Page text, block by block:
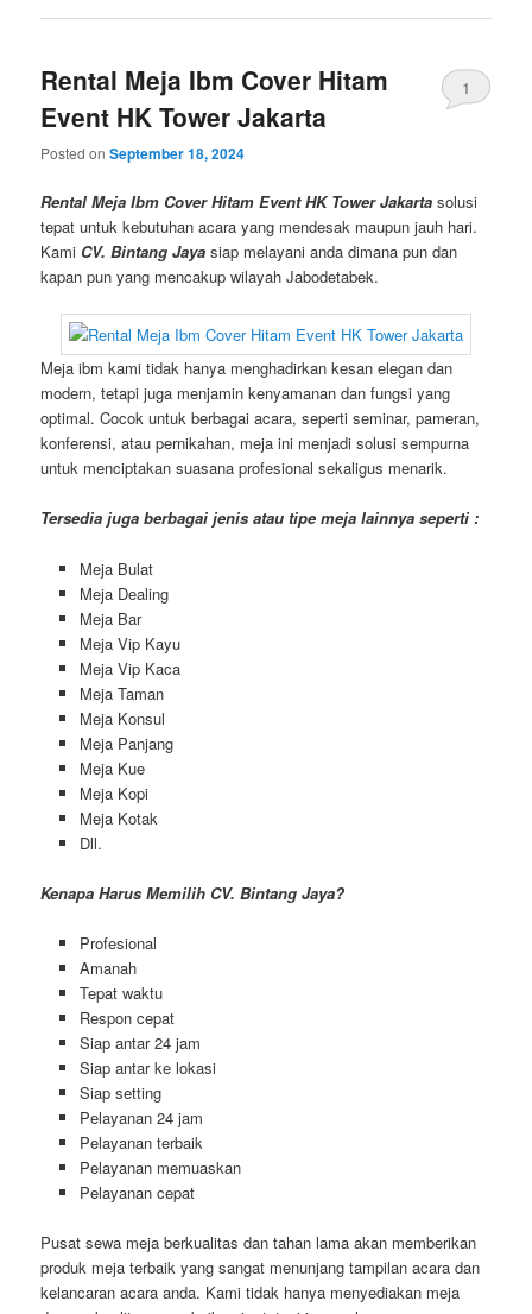
Rental Meja Ibm Cover Hitam
Event HK Tower Jakarta
Posted onSeptember 18, 2024
1
Rental Meja Ibm Cover Hitam Event HK Tower Jakarta solusi
tepat untuk kebutuhan acara yang mendesak maupun jauh hari.
Kami CV. Bintang Jaya siap melayani anda dimana pun dan
kapan pun yang mencakup wilayah Jabodetabek.
Meja ibm kami tidak hanya menghadirkan kesan elegan dan
modern, tetapi juga menjamin kenyamanan dan fungsi yang
optimal. Cocok untuk berbagai acara, seperti seminar, pameran,
konferensi, atau pernikahan, meja ini menjadi solusi sempurna
untuk menciptakan suasana profesional sekaligus menarik.
Tersedia juga berbagai jenis atau tipe meja lainnya seperti :
Meja Bulat
Meja Dealing
Meja Bar
Meja Vip Kayu
Meja Vip Kaca
Meja Taman
Meja Konsul
Meja Panjang
Meja Kue
Meja Kopi
Meja Kotak
Dll.
Kenapa Harus Memilih CV. Bintang Jaya?
Profesional
Amanah
Tepat waktu
Respon cepat
Siap antar 24 jam
Siap antar ke lokasi
Siap setting
Pelayanan 24 jam
Pelayanan terbaik
Pelayanan memuaskan
Pelayanan cepat
Pusat sewa meja berkualitas dan tahan lama akan memberikan
produk meja terbaik yang sangat menunjang tampilan acara dan
kelancaran acara anda. Kami tidak hanya menyediakan meja